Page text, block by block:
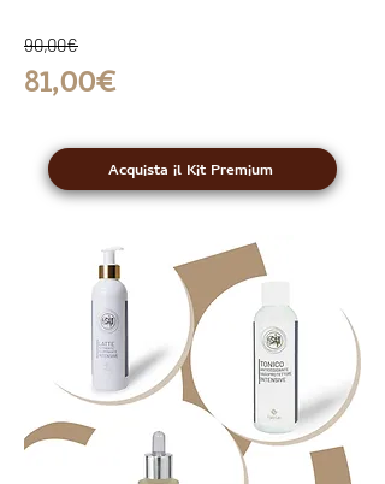
81,00€
90,00€
Acquista il Kit Premium